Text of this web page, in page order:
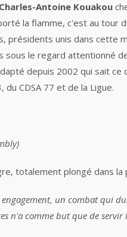
Charles-Antoine Kouakou
la flamme, c'est au tour
présidents unis dans
sous le regard attentionné
depuis 2002 qui sait ce
du CDSA 77 et de la Ligue.
totalement plongé dans
un combat qui
n'a comme but que de